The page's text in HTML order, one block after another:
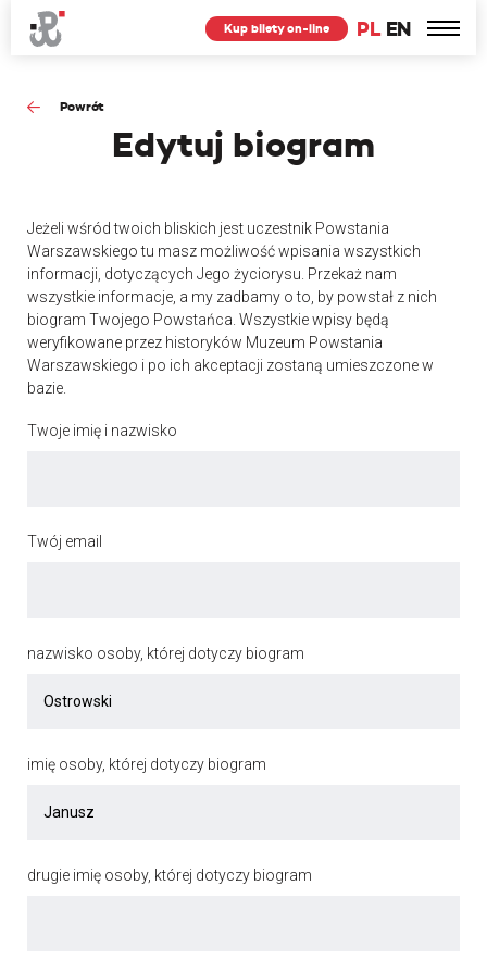
PL EN
Kup bilety on-line
Powrót
Edytuj biogram
Jeżeli wśród twoich bliskich jest uczestnik Powstania
Warszawskiego tu masz możliwość wpisania wszystkich
informacji, dotyczących Jego życiorysu. Przekaż nam
wszystkie informacje, a my zadbamy o to, by powstał z nich
biogram Twojego Powstańca. Wszystkie wpisy będą
weryfikowane przez historyków Muzeum Powstania
Warszawskiego i po ich akceptacji zostaną umieszczone w
bazie.
Twoje imię i nazwisko
Twój email
nazwisko osoby, której dotyczy biogram
imię osoby, której dotyczy biogram
drugie imię osoby, której dotyczy biogram